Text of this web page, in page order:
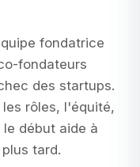
fondatrice
fondateurs
des startups.
rôles, l'équité,
début aide à
tard.